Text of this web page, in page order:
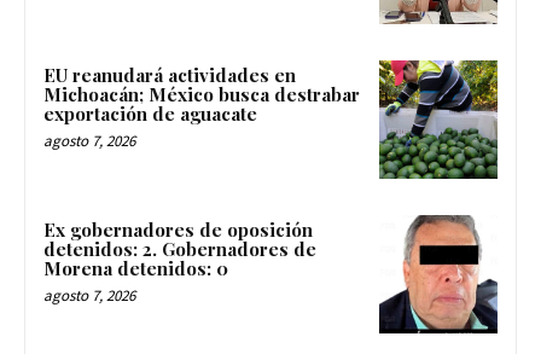
EU reanudará actividades en
Michoacán; México busca destrabar
exportación de aguacate
agosto 7, 2026
Ex gobernadores de oposición
detenidos: 2. Gobernadores de
Morena detenidos: 0
agosto 7, 2026